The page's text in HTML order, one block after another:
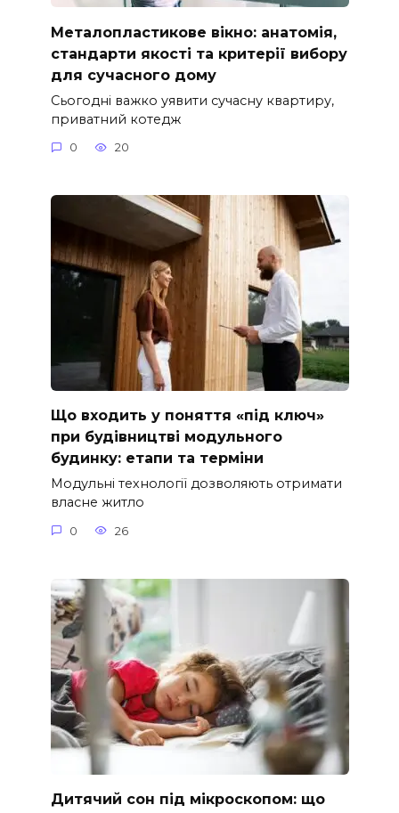
Металопластикове вікно: анатомія,
стандарти якості та критерії вибору
для сучасного дому
Сьогодні важко уявити сучасну квартиру,
приватний котедж
0 20
Що входить у поняття «під ключ»
при будівництві модульного
будинку: етапи та терміни
Модульні технології дозволяють отримати
власне житло
0 26
Дитячий сон під мікроскопом: що